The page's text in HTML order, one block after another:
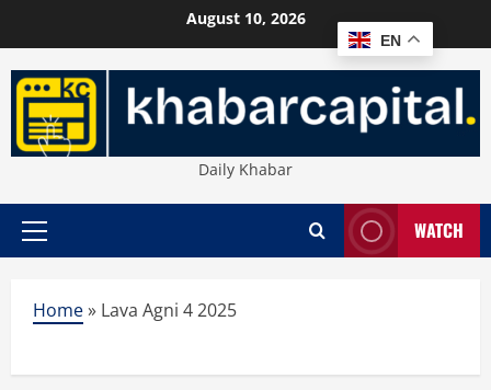
to
content
August 10, 2026
Daily Khabar
Primary
WATCH
Home» Lava Agni 4 2025
EN